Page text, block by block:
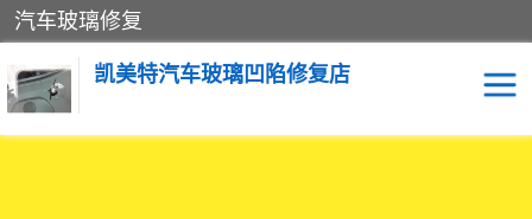
汽车玻璃修复
凯美特汽车玻璃凹陷修复店